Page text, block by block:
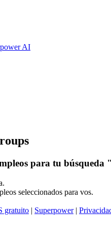
AI
para tu búsqueda
seleccionados para vos.
gratuito | Superpower|